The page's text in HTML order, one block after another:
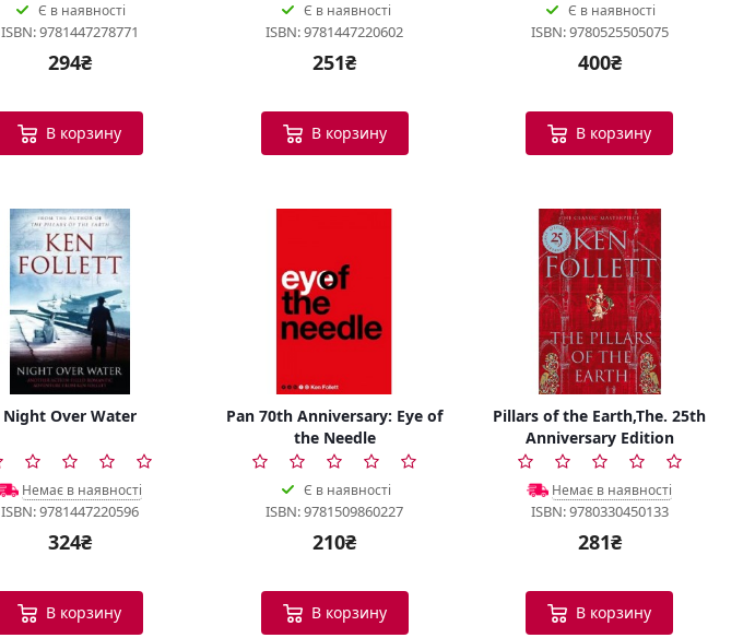
Є в наявності
ISBN: 9781447278771
294₴
В корзину
Є в наявності
ISBN: 9781447220602
251₴
В корзину
Є в наявності
ISBN: 9780525505075
400₴
В корзину
Night Over Water
Немає в наявності
ISBN: 9781447220596
324₴
В корзину
Pan 70th Anniversary: Eye of
the Needle
Є в наявності
ISBN: 9781509860227
210₴
В корзину
Pillars of the Earth,The. 25th
Anniversary Edition
Немає в наявності
ISBN: 9780330450133
281₴
В корзину